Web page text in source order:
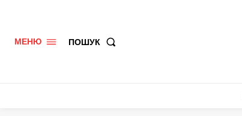
МЕНЮ ПОШУК